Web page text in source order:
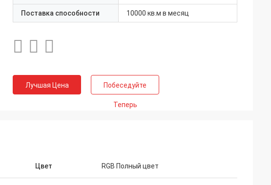
Поставка способности 10000 кв.м в месяц
Лучшая Цена Побеседуйте
Теперь
Цвет RGB Полный цвет